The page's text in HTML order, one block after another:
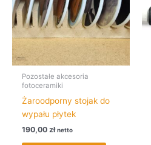
Pozostałe akcesoria
fotoceramiki
Żaroodporny stojak do
wypału płytek
190,00zł netto